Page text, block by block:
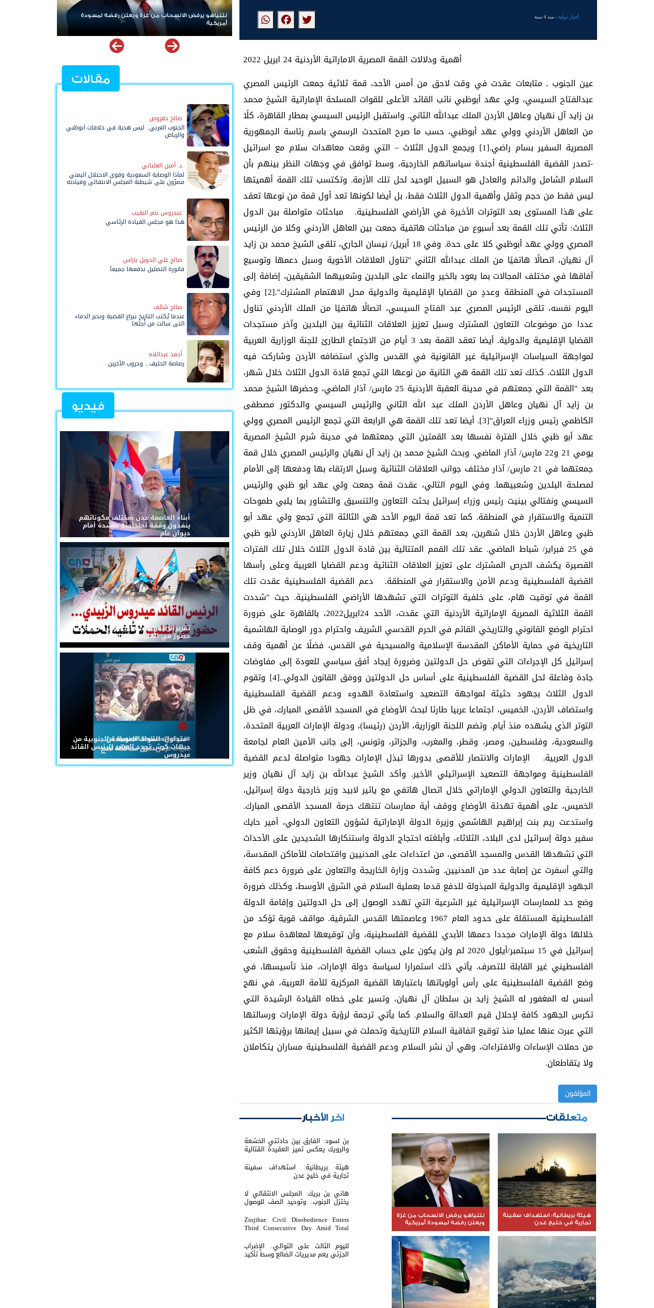
أخبار دولية- منذ 4 سنة
أهمية ودلالات القمة المصرية الاماراتية الأردنية 24 ابريل 2022
عين الجنوب ـ متابعات عقدت في وقت لاحق من أمس الأحد، قمة ثلاثية جمعت الرئيس المصري
عبدالفتاح السيسي، ولي عهد أبوظبي نائب القائد الأعلى للقوات المسلحة الإماراتية الشيخ محمد
بن زايد آل نهيان وعاهل الأردن الملك عبدالله الثاني. واستقبل الرئيس السيسي بمطار القاهرة، كلًا
من العاهل الأردني وولي عهد أبوظبي، حسب ما صرح المتحدث الرسمي باسم رئاسة الجمهورية
المصرية السفير بسام راضي.[1] ويجمع الدول الثلاث – التي وقعت معاهدات سلام مع اسرائيل
-تصدر القضية الفلسطينية أجندة سياساتهم الخارجية، وسط توافق في وجهات النظر بينهم بأن
السلام الشامل والدائم والعادل هو السبيل الوحيد لحل تلك الأزمة. وتكتسب تلك القمة أهميتها
ليس فقط من حجم وثقل وأهمية الدول الثلاث فقط، بل أيضا لكونها تعد أول قمة من نوعها تعقد
على هذا المستوى بعد التوترات الأخيرة في الأراضي الفلسطينية. مباحثات متواصلة بين الدول
الثلاث: تأتي تلك القمة بعد أسبوع من مباحثات هاتفية جمعت بين العاهل الأردني وكلا من الرئيس
المصري وولي عهد أبوظبي كلا على حدة. وفي 18 أبريل/ نيسان الجاري، تلقى الشيخ محمد بن زايد
آل نهيان، اتصالًا هاتفيًا من الملك عبدالله الثاني "تناول العلاقات الأخوية وسبل دعمها وتوسيع
آفاقها في مختلف المجالات بما يعود بالخير والنماء على البلدين وشعبيهما الشقيقين، إضافة إلى
المستجدات في المنطقة وعددٍ من القضايا الإقليمية والدولية محل الاهتمام المشترك".[2] وفي
اليوم نفسه، تلقى الرئيس المصري عبد الفتاح السيسي، اتصالًا هاتفيًا من الملك الأردني تناول
عددا من موضوعات التعاون المشترك وسبل تعزيز العلاقات الثنائية بين البلدين وآخر مستجدات
القضايا الإقليمية والدولية. أيضا تعقد القمة بعد 3 أيام من الاجتماع الطارئ للجنة الوزارية العربية
لمواجهة السياسات الإسرائيلية غير القانونية في القدس والذي استضافه الأردن وشاركت فيه
الدول الثلاث. كذلك تعد تلك القمة هي الثانية من نوعها التي تجمع قادة الدول الثلاث خلال شهر،
بعد "القمة التي جمعتهم في مدينة العقبة الأردنية 25 مارس/ آذار الماضي، وحضرها الشيخ محمد
بن زايد آل نهيان وعاهل الأردن الملك عبد الله الثاني والرئيس السيسي والدكتور مصطفى
الكاظمي رئيس وزراء العراق"[3]. أيضا تعد تلك القمة هي الرابعة التي تجمع الرئيس المصري وولي
عهد أبو ظبي خلال الفترة نفسها بعد القمتين التي جمعتهما في مدينة شرم الشيخ المصرية
يومي 21 و22 مارس/ آذار الماضي. وبحث الشيخ محمد بن زايد آل نهيان والرئيس المصري خلال قمة
جمعتهما في 21 مارس/ آذار مختلف جوانب العلاقات الثنائية وسبل الارتقاء بها ودفعها إلى الأمام
لمصلحة البلدين وشعبيهما. وفي اليوم التالي، عقدت قمة جمعت ولي عهد أبو ظبي والرئيس
السيسي ونفتالي بينيت رئيس وزراء إسرائيل بحثت التعاون والتنسيق والتشاور بما يلبي طموحات
التنمية والاستقرار في المنطقة. كما تعد قمة اليوم الأحد هي الثالثة التي تجمع ولي عهد أبو
ظبي وعاهل الأردن خلال شهرين، بعد القمة التي جمعتهم خلال زيارة العاهل الأردني لأبو ظبي
في 25 فبراير/ شباط الماضي. عقد تلك القمم المتتالية بين قادة الدول الثلاث خلال تلك الفترات
القصيرة يكشف الحرص المشترك على تعزيز العلاقات الثنائية ودعم القضايا العربية وعلى رأسها
القضية الفلسطينية ودعم الأمن والاستقرار في المنطقة. دعم القضية الفلسطينية عقدت تلك
القمة في توقيت هام، على خلفية التوترات التي تشهدها الأراضي الفلسطينية. حيث "شددت
القمة الثلاثية المصرية الإماراتية الأردنية التي عقدت، الأحد 24ابريل2022، بالقاهرة على ضرورة
احترام الوضع القانوني والتاريخي القائم في الحرم القدسي الشريف واحترام دور الوصاية الهاشمية
التاريخية في حماية الأماكن المقدسة الإسلامية والمسيحية في القدس، فضلًا عن أهمية وقف
إسرائيل كل الإجراءات التي تقوض حل الدولتين وضرورة إيجاد أفق سياسي للعودة إلى مفاوضات
جادة وفاعلة لحل القضية الفلسطينية على أساس حل الدولتين ووفق القانون الدولي..[4] وتقوم
الدول الثلاث بجهود حثيثة لمواجهة التصعيد واستعادة الهدوء ودعم القضية الفلسطينية
واستضاف الأردن، الخميس، اجتماعا عربيا طارئا لبحث الأوضاع في المسجد الأقصى المبارك، في ظل
التوتر الذي يشهده منذ أيام. وتضم اللجنة الوزارية، الأردن (رئيسا)، ودولة الإمارات العربية المتحدة،
والسعودية، وفلسطين، ومصر، وقطر، والمغرب، والجزائر، وتونس، إلى جانب الأمين العام لجامعة
الدول العربية. الإمارات والانتصار للأقصى بدورها تبذل الإمارات جهودا متواصلة لدعم القضية
الفلسطينية ومواجهة التصعيد الإسرائيلي الأخير. وأكد الشيخ عبدالله بن زايد آل نهيان وزير
الخارجية والتعاون الدولي الإماراتي خلال اتصال هاتفي مع يائير لابيد وزير خارجية دولة إسرائيل،
الخميس، على أهمية تهدئة الأوضاع ووقف أية ممارسات تنتهك حرمة المسجد الأقصى المبارك.
واستدعت ريم بنت إبراهيم الهاشمي وزيرة الدولة الإماراتية لشؤون التعاون الدولي، أمير حايك
سفير دولة إسرائيل لدى البلاد، الثلاثاء، وأبلغته احتجاج الدولة واستنكارها الشديدين على الأحداث
التي تشهدها القدس والمسجد الأقصى، من اعتداءات على المدنيين واقتحامات للأماكن المقدسة،
والتي أسفرت عن إصابة عدد من المدنيين. وشددت وزارة الخاريجة والتعاون على ضرورة دعم كافة
الجهود الإقليمية والدولية المبذولة للدفع قدما بعملية السلام في الشرق الأوسط، وكذلك ضرورة
وضع حد للممارسات الإسرائيلية غير الشرعية التي تهدد الوصول إلى حل الدولتين وإقامة الدولة
الفلسطينية المستقلة على حدود العام 1967 وعاصمتها القدس الشرقية. مواقف قوية تؤكد من
خلالها دولة الإمارات مجددا دعمها الأبدي للقضية الفلسطينية، وأن توقيعها لمعاهدة سلام مع
إسرائيل في 15 سبتمبر/أيلول 2020 لم ولن يكون على حساب القضية الفلسطينية وحقوق الشعب
الفلسطيني غير القابلة للتصرف. يأتي ذلك استمرارا لسياسة دولة الإمارات، منذ تأسيسها، في
وضع القضية الفلسطينية على رأس أولوياتها باعتبارها القضية المركزية للأمة العربية، في نهج
أسس له المغفور له الشيخ زايد بن سلطان آل نهيان، وتسير على خطاه القيادة الرشيدة التي
تكرس الجهود كافة لإحلال قيم العدالة والسلام. كما يأتي ترجمة لرؤية دولة الإمارات ورسالتها
التي عبرت عنها عمليا منذ توقيع اتفاقية السلام التاريخية وتحملت في سبيل إيمانها برؤيتها الكثير
من حملات الإساءات والافتراءات، وهي أن نشر السلام ودعم القضية الفلسطينية مساران يتكاملان
ولا يتقاطعان.
المؤلفون
متعلقات
هيئة بريطانية: استهداف سفينة
تجارية في خليج عدن
نتنياهو يرفض الانسحاب من غزة
ويعلن رفضه لمسودة أمريكية
اخر الأخبار
بن لسود: الفارق بين حادثتي الخشعة
والرويك يعكس تميز العقيدة القتالية
هيئة بريطانية: استهداف سفينة
تجارية في خليج عدن
هاني بن بريك: المجلس الانتقالي لا
يختزل الجنوب.. وتوحيد الصف للوصول
لاستعادة الدولة أولوية تفرضها
الحكمة
Zinjibar: Civil Disobedience Enters
Third Consecutive Day Amid Total
Widespread Public Engagement.
لليوم الثالث على التوالي.. الإضراب
الجزئي يعم مديريات الضالع وسط تأكيد
على مواصلة التصعيد حتى انتزاع
نتنياهو يرفض الانسحاب من غزة ويعلن رفضه لمسودة
ردا على «خروقات» حزب الله.. إسرائيل تشن ضربات على جنوب
لبنان
مقالات
صالح حقروص
الجنوب العربي.. ليس هدية في خلافات أبوظبي
والرياض
د. أمين العلياني
لماذا الوصاية السعودية وقوى الاحتلال اليمني
مصرّون على شيطنة المجلس الانتقالي وقيادته
عيدروس نصر النقيب
هذا هو مجلس القيادة الرئاسي
صالح علي الدويل باراس
فاتورة التضليل ندفعها جميعاً
صالح شائف
عندما يُكتب التاريخ بيراع القضية وبحبر الدماء
التي سالت من أجلها
أحمد عبداللاه
رصاصة الحليف... وحروب الآخرين
فيديو
أبناء العاصمة عدن بمختلف مكوناتهم
ينفذون وقفة احتجاجية حاشدة أمام
ديوان عام
تقريرالرئيس القائد عيدروس الزُبيدي...
حضورٌ في القلوب لا تُلغيه الحملات
#متداول: القوات المسلحة الجنوبية من
جبهات كرش تجدد العهد للرئيس القائد
عيدروس